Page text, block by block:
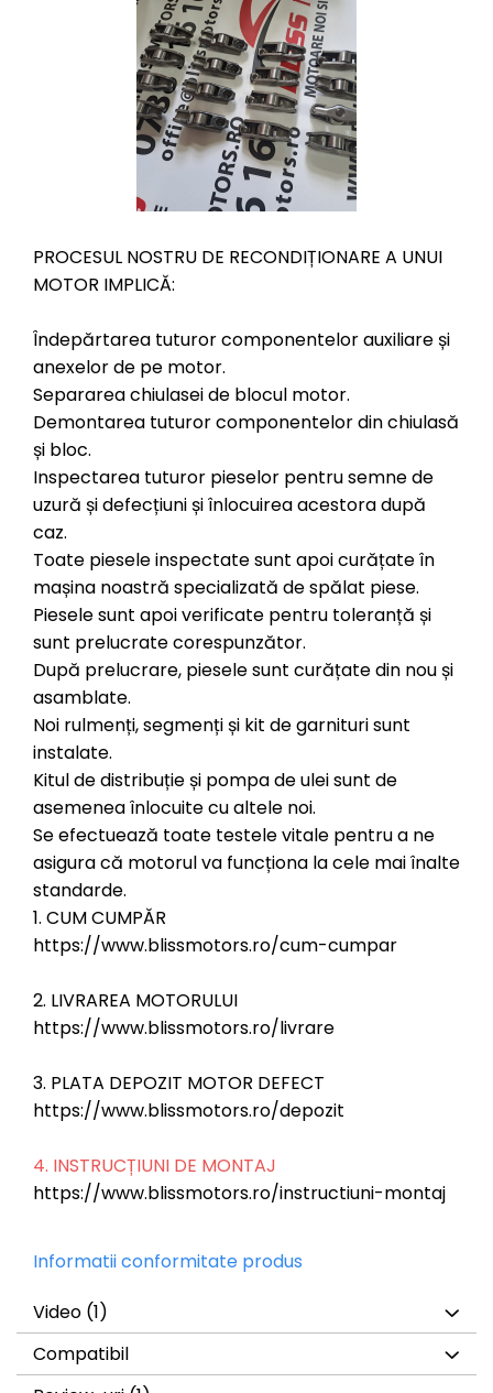
PROCESUL NOSTRU DE RECONDIȚIONARE A UNUI
MOTOR IMPLICĂ:
Îndepărtarea tuturor componentelor auxiliare și
anexelor de pe motor.
Separarea chiulasei de blocul motor.
Demontarea tuturor componentelor din chiulasă
și bloc.
Inspectarea tuturor pieselor pentru semne de
uzură și defecțiuni și înlocuirea acestora după
caz.
Toate piesele inspectate sunt apoi curățate în
mașina noastră specializată de spălat piese.
Piesele sunt apoi verificate pentru toleranță și
sunt prelucrate corespunzător.
După prelucrare, piesele sunt curățate din nou și
asamblate.
Noi rulmenți, segmenți și kit de garnituri sunt
instalate.
Kitul de distribuție și pompa de ulei sunt de
asemenea înlocuite cu altele noi.
Se efectuează toate testele vitale pentru a ne
asigura că motorul va funcționa la cele mai înalte
standarde.
1. CUM CUMPĂR
https://www.blissmotors.ro/cum-cumpar
2. LIVRAREA MOTORULUI
https://www.blissmotors.ro/livrare
3. PLATA DEPOZIT MOTOR DEFECT
https://www.blissmotors.ro/depozit
4. INSTRUCȚIUNI DE MONTAJ
https://www.blissmotors.ro/instructiuni-montaj
Informatii conformitate produs
Video (1)
Compatibil